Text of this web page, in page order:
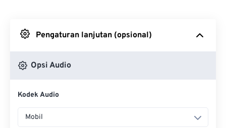
Pengaturan lanjutan (opsional)
Opsi Audio
Kodek Audio
Mobil